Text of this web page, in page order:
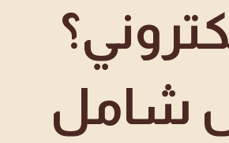
شامل